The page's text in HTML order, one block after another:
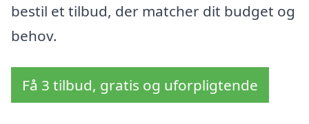
bestil et tilbud, der matcher dit budget og
behov.
Få 3 tilbud, gratis og uforpligtende